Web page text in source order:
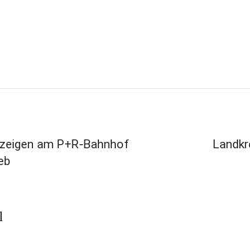
am P+R-Bahnhof